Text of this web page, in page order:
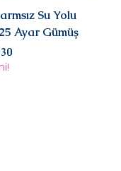
Su Yolu
Ayar Gümüş
Fiyat